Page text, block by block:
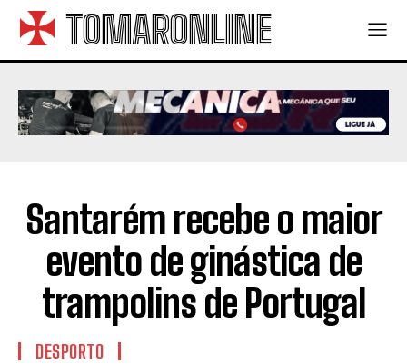
TOMARONLINE
Santarém recebe o maior
evento de ginástica de
trampolins de Portugal
DESPORTO